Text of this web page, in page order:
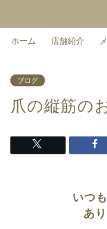
ホーム 店舗紹介
ブログ
爪の縦筋の
いつ
あ